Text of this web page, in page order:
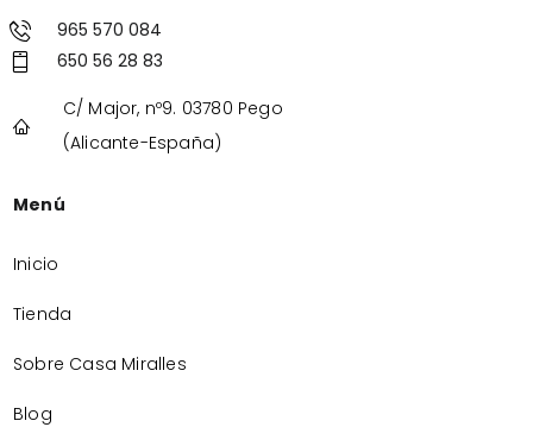
965 570 084
650 56 28 83
C/ Major, nº9. 03780 Pego
(Alicante-España)
Menú
Inicio
Tienda
Sobre Casa Miralles
Blog